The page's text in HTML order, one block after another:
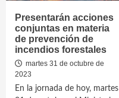
Presentarán acciones
conjuntas en materia
de prevención de
incendios forestales
martes 31 de octubre de
2023
En la jornada de hoy, martes